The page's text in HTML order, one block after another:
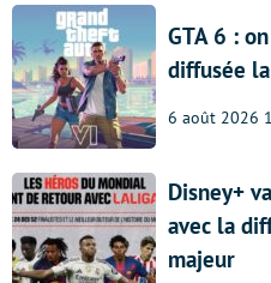
GTA 6 :
diffusée
6 août 2026
Disney+
avec la
majeur